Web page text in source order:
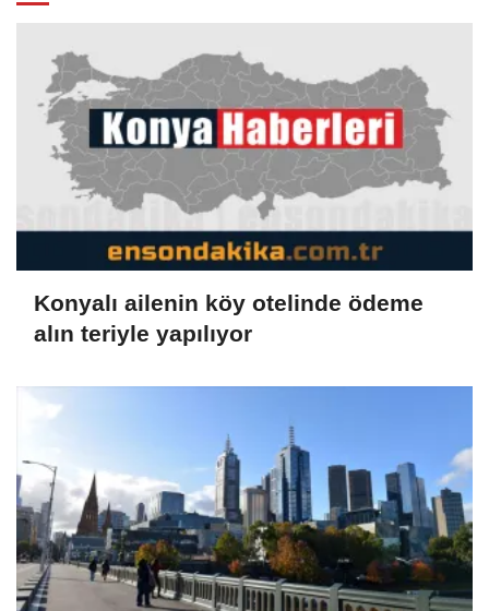
Konyalı ailenin köy otelinde ödeme
alın teriyle yapılıyor